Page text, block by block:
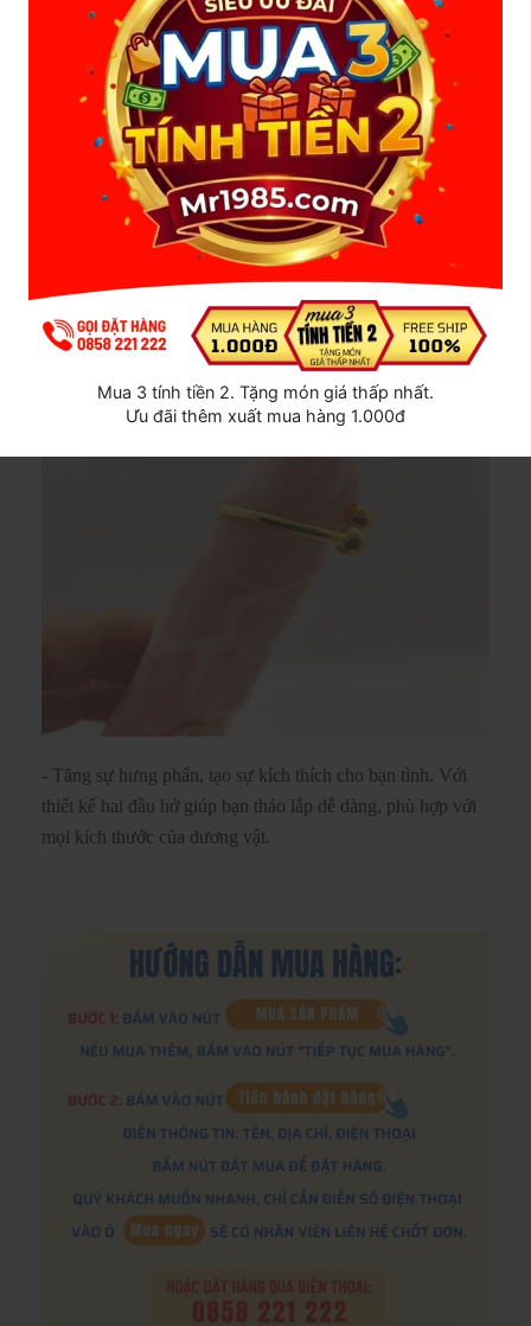
CÔNG DỤNG VÀ ƯU ĐIỂM:
- Bạn đang tìm kiếm cách thu hút bạn tình, tăng tính thẩm
mỹ cho dương vật của bạn mà không biết làm cách nào.
Thì vòng đeo đầu khấc dương vật sẽ giúp bạn điều này.
Với chất liệu inox không rỉ, phủ lớp màu vàng gold kiến
cho dương vật của bạn tăng thêm sức hấp dẫn và sang hơn
- Tăng sự hưng phấn, tạo sự kích thích cho bạn tình. Với
thiết kế hai đầu hở giúp bạn tháo lắp dễ dàng, phù hợp với
mọi kích thước của dương vật.
Mua 3 tính tiền 2. Tặng món giá thấp nhất.
Ưu đãi thêm xuất mua hàng 1.000đ